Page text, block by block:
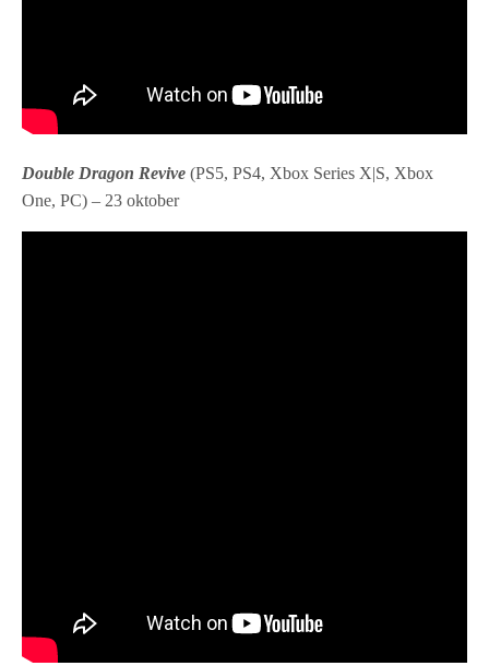
Double Dragon Revive (PS5, PS4, Xbox Series X|S, Xbox
One, PC) – 23 oktober